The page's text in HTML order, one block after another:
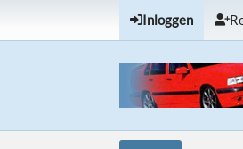
Inloggen